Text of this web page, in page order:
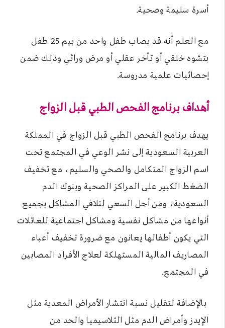
أسرة سليمة وصحية.
مع العلم أنه قد يصاب طفل واحد من بيم 25 طفل
بتشوه خلقي أو تأخر عقلي أو مرض وراثي وذلك ضمن
إحصائيات علمية مدروسة.
أهداف برنامج الفحص الطبي قبل الزواج
يهدف برنامج الفحص الطبي قبل الزواج في المملكة
العربية السعودية إلى نشر الوعي في المجتمع تحت
اسم الزواج المتكامل والصحي والسليم، مع تخفيف
الضغط الكبير على المراكز الصحية وبنوك الدم
السعودية، ومن أجل السعي لتلافي المشاكل بجميع
أنواعها من مشاكل نفسية ومشاكل اجتماعية للعائلات
التي يكون أطفالها يعانون مع ضرورة تخفيف أعباء
المصاريف المالية المستهلكة لعلاج الأفراد المصابين
في المجتمع.
بالإضافة لتقليل نسبة انتشار الأمراض المعدية مثل
الإيدز وأمراض الدم مثل الثلاسيميا والحد من